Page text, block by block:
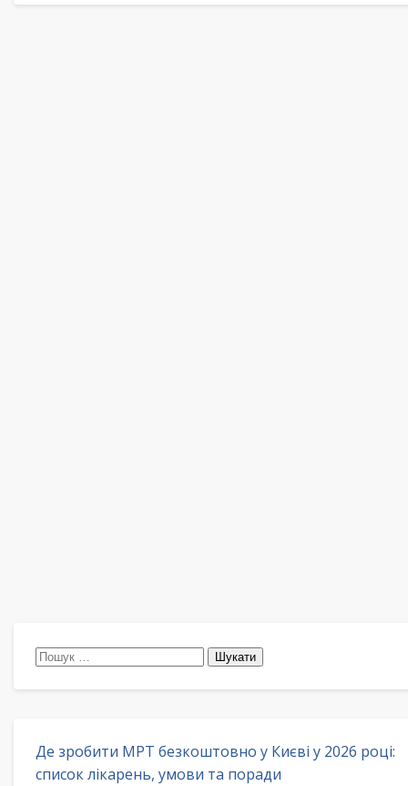
Пошук:
Де зробити МРТ безкоштовно у Києві у 2026 році:
список лікарень, умови та поради